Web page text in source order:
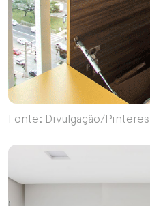
Fonte: Divulgação/